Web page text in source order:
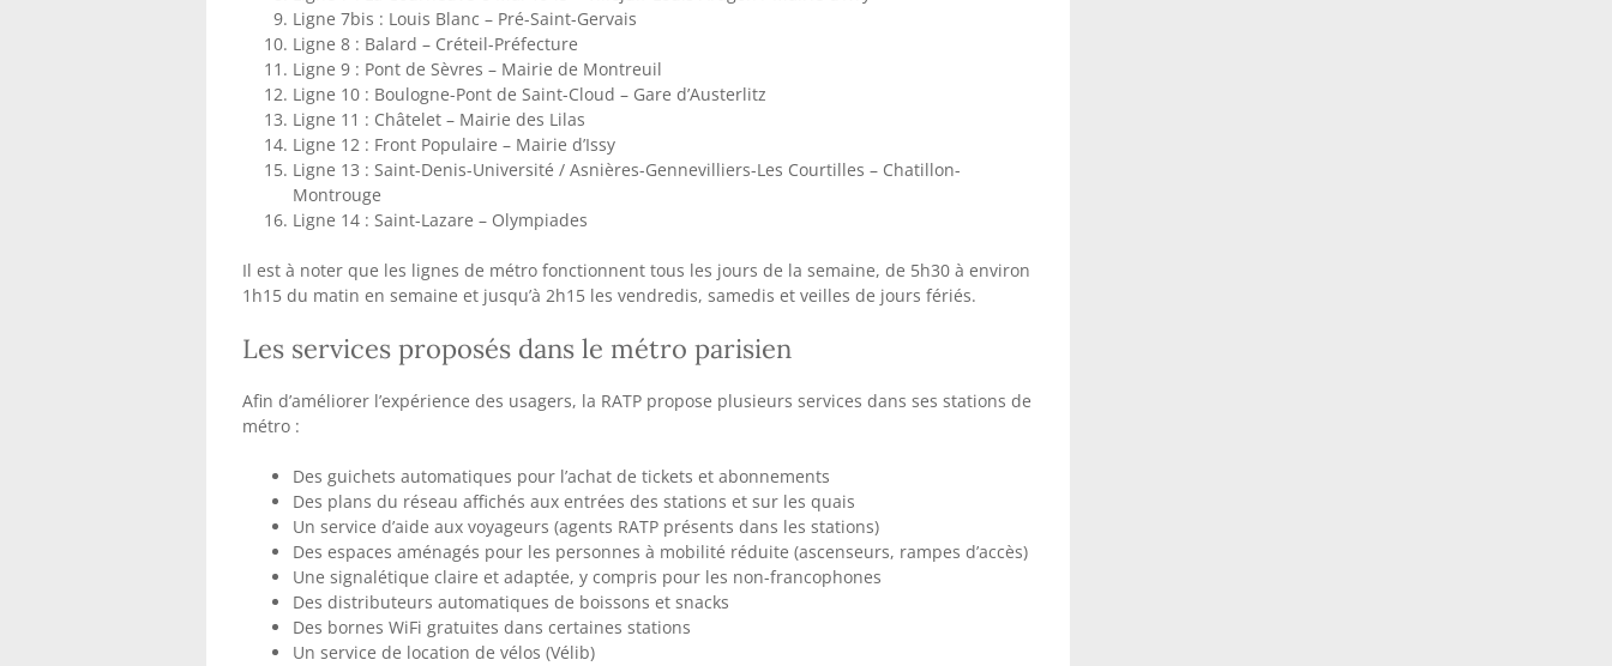
Ligne 7bis : Louis Blanc – Pré-Saint-Gervais
Ligne 8 : Balard – Créteil-Préfecture
Ligne 9 : Pont de Sèvres – Mairie de Montreuil
Ligne 10 : Boulogne-Pont de Saint-Cloud – Gare d’Austerlitz
Ligne 11 : Châtelet – Mairie des Lilas
Ligne 12 : Front Populaire – Mairie d’Issy
Ligne 13 : Saint-Denis-Université / Asnières-Gennevilliers-Les Courtilles – Chatillon-
Montrouge
Ligne 14 : Saint-Lazare – Olympiades
Il est à noter que les lignes de métro fonctionnent tous les jours de la semaine, de 5h30 à environ
1h15 du matin en semaine et jusqu’à 2h15 les vendredis, samedis et veilles de jours fériés.
Les services proposés dans le métro parisien
Afin d’améliorer l’expérience des usagers, la RATP propose plusieurs services dans ses stations de
métro :
Des guichets automatiques pour l’achat de tickets et abonnements
Des plans du réseau affichés aux entrées des stations et sur les quais
Un service d’aide aux voyageurs (agents RATP présents dans les stations)
Des espaces aménagés pour les personnes à mobilité réduite (ascenseurs, rampes d’accès)
Une signalétique claire et adaptée, y compris pour les non-francophones
Des distributeurs automatiques de boissons et snacks
Des bornes WiFi gratuites dans certaines stations
Un service de location de vélos (Vélib)